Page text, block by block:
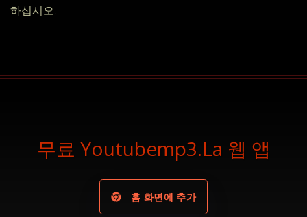
하십시오.
무료 Youtubemp3.La 웹 앱
홈 화면에 추가